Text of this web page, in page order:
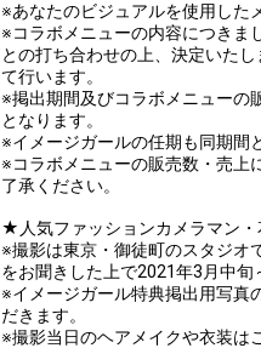
※あなたのビジュアルを使用した
※コラボメニューの内容につきま
との打ち合わせの上、決定いた
て行います。
※掲出期間及びコラボメニューの
となります。
※イメージガールの任期も同期間
※コラボメニューの販売数・売上
了承ください。
★人気ファッションカメラマン
※撮影は東京・御徒町のスタジオ
をお聞きした上で2021年3月中旬
※イメージガール特典掲出用写真
だきます。
※撮影当日のヘアメイクや衣装は